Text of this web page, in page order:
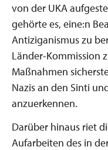
von der UKA
gehörte es, eine:n
Antiziganismus zu
Länder-Kommission
Maßnahmen
Nazis an den Sinti
anzuerkennen.
Darüber hinaus riet
Aufarbeiten des in